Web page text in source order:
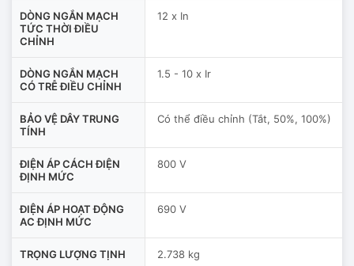
DÒNG NGẮN MẠCH
TỨC THỜI ĐIỀU
CHỈNH
12 x In
DÒNG NGẮN MẠCH
CÓ TRỄ ĐIỀU CHỈNH
1.5 - 10 x Ir
BẢO VỆ DÂY TRUNG
TÍNH
Có thể điều chỉnh (Tắt, 50%, 100%)
ĐIỆN ÁP CÁCH ĐIỆN
ĐỊNH MỨC
800 V
ĐIỆN ÁP HOẠT ĐỘNG
AC ĐỊNH MỨC
690 V
TRỌNG LƯỢNG TỊNH 2.738 kg